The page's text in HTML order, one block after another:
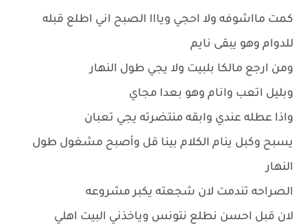
كمت مااشوفه ولا احجي ويااا الصبح اني اطلع قبله
للدوام وهو يبقى نايم
ومن ارجع مالكا بلبيت ولا يجي طول النهار
وبليل اتعب وانام وهو بعدا مجاي
واذا عطله عندي وابقه منتضرته يجي تعبان
يسبح وكبل ينام الكلام بينا قل وأصبح مشغول طول
النهار
الصراحه تندمت لان شجعته يكبر مشروعه
لان قبل احسن نطلع نتونس وياخذني البيت اهلي